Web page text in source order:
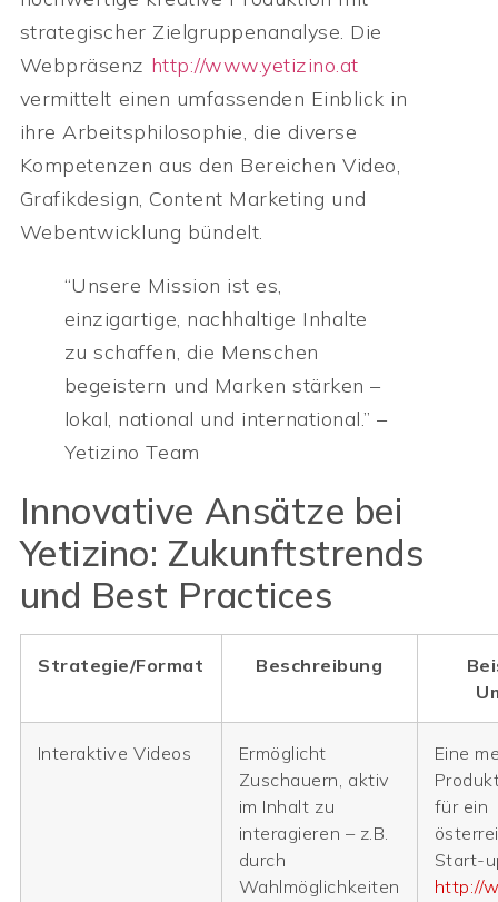
strategischer Zielgruppenanalyse. Die
Webpräsenz http://www.yetizino.at
vermittelt einen umfassenden Einblick in
ihre Arbeitsphilosophie, die diverse
Kompetenzen aus den Bereichen Video,
Grafikdesign, Content Marketing und
Webentwicklung bündelt.
“Unsere Mission ist es,
einzigartige, nachhaltige Inhalte
zu schaffen, die Menschen
begeistern und Marken stärken –
lokal, national und international.” –
Yetizino Team
Innovative Ansätze bei
Yetizino: Zukunftstrends
und Best Practices
Strategie/Format Beschreibung
Interaktive Videos
Ermöglicht
Zuschauern, aktiv
im Inhalt zu
interagieren – z.B.
durch
Wahlmöglichkeiten
Eine
für ein
Start-
http://